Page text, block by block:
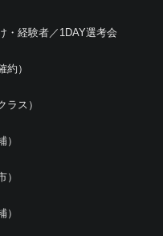
・経験者／1DAY選考会
）
ラス）